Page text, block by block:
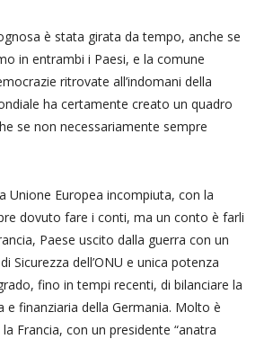
è stata girata da tempo, anche se
in entrambi i Paesi, e la comune
ritrovate all’indomani della
ha certamente creato un quadro
se non necessariamente sempre
Unione Europea incompiuta, con la
dovuto fare i conti, ma un conto è farli
Paese uscito dalla guerra con un
Sicurezza dell’ONU e unica potenza
fino in tempi recenti, di bilanciare la
e finanziaria della Germania. Molto è
Francia, con un presidente “anatra